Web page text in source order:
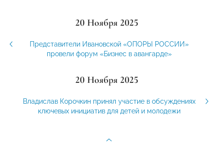
20 Ноября 2025
Представители Ивановской «ОПОРЫ РОССИИ»
провели форум «Бизнес в авангарде»
20 Ноября 2025
Владислав Корочкин принял участие в обсуждениях
ключевых инициатив для детей и молодежи